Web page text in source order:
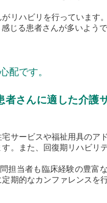
リハビリを行っています
じる患者さんが多いようで
配です。
さんに適した介護
サービスや福祉用具のア
。また、回復期リハビリ
担当者も臨床経験の豊富
期的なカンファレンスを